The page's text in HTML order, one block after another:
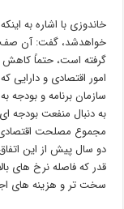
خاندوزی با اشاره به
گرفته است، حتماً کاهش
امور اقتصادی و دارایی
سازمان برنامه و
به دنبال منفعت بودجه
مجموع مصلحت اقتصادی
دو سال پیش از این
سخت تر و هزینه های